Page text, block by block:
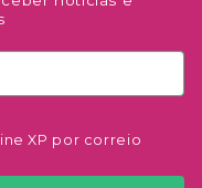
XP por correio